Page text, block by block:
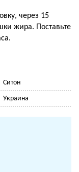
через 15
жира. Поставьте
Ситон
Украина